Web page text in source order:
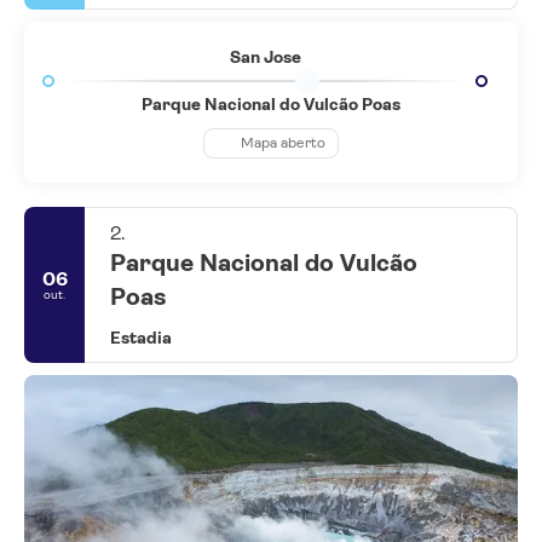
amigável dá uma vibração animada à cidade, algo que você pode
museus e edifícios revelam seu passado colonial e influências
artísticas europeias. San Jose também tem muito a oferecer e é
uma cidade de grande significado histórico e cultural.
San Jose
Parque Nacional do Vulcão Poas
Mapa aberto
06
out.
2.
Parque Nacional do Vulcão
Poas
Estadia